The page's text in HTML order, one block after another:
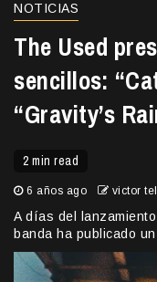
NOTICIAS
The Used
sencillos:
“Gravity’s
2 min read
6 años ago victor
A días del
banda ha publicado